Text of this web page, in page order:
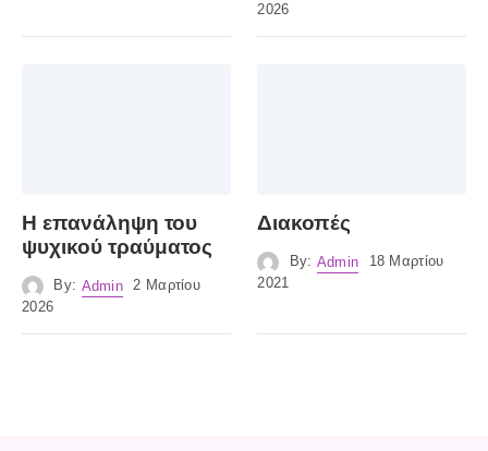
2026
Η επανάληψη του
ψυχικού τραύματος
By: Admin
2 Μαρτίου
2026
Διακοπές
By: Admin
18 Μαρτίου
2021